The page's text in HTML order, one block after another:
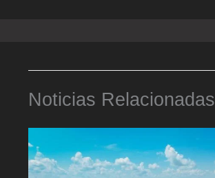
Noticias Relacionadas